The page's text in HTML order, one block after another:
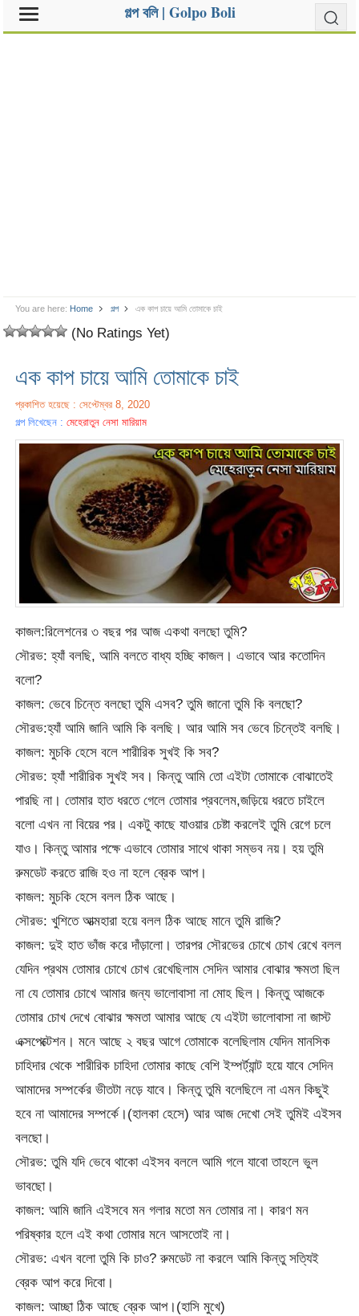
গল্প বলি | Golpo Boli
You are here: Home গল্প এক কাপ চায়ে আমি তোমাকে চাই
(No Ratings Yet)
এক কাপ চায়ে আমি তোমাকে চাই
প্রকাশিত হয়েছে : সেপ্টেম্বর 8, 2020
গল্প লিখেছেন :মেহেরাতুন নেসা মারিয়াম
কাজল:রিলেশনের ৩ বছর পর আজ একথা বলছো তুমি?
সৌরভ: হ্যাঁ বলছি, আমি বলতে বাধ্য হচ্ছি কাজল। এভাবে আর কতোদিন
বলো?
কাজল: ভেবে চিন্তে বলছো তুমি এসব? তুমি জানো তুমি কি বলছো?
সৌরভ:হ্যাঁ আমি জানি আমি কি বলছি। আর আমি সব ভেবে চিন্তেই বলছি।
কাজল: মুচকি হেসে বলে শারীরিক সুখই কি সব?
সৌরভ: হ্যাঁ শারীরিক সুখই সব। কিন্তু আমি তো এইটা তোমাকে বোঝাতেই
পারছি না। তোমার হাত ধরতে গেলে তোমার প্রবলেম,জড়িয়ে ধরতে চাইলে
বলো এখন না বিয়ের পর। একটু কাছে যাওয়ার চেষ্টা করলেই তুমি রেগে চলে
যাও। কিন্তু আমার পক্ষে এভাবে তোমার সাথে থাকা সম্ভব নয়। হয় তুমি
রুমডেট করতে রাজি হও না হলে ব্রেক আপ।
কাজল: মুচকি হেসে বলল ঠিক আছে।
সৌরভ: খুশিতে আত্মহারা হয়ে বলল ঠিক আছে মানে তুমি রাজি?
কাজল: দুই হাত ভাঁজ করে দাঁড়ালো। তারপর সৌরভের চোখে চোখ রেখে বলল
যেদিন প্রথম তোমার চোখে চোখ রেখেছিলাম সেদিন আমার বোঝার ক্ষমতা ছিল
না যে তোমার চোখে আমার জন্য ভালোবাসা না মোহ ছিল। কিন্তু আজকে
তোমার চোখ দেখে বোঝার ক্ষমতা আমার আছে যে এইটা ভালোবাসা না জাস্ট
এক্সপেক্টেশন। মনে আছে ২ বছর আগে তোমাকে বলেছিলাম যেদিন মানসিক
চাহিদার থেকে শারীরিক চাহিদা তোমার কাছে বেশি ইম্পর্ট্যান্ট হয়ে যাবে সেদিন
আমাদের সম্পর্কের ভীতটা নড়ে যাবে। কিন্তু তুমি বলেছিলে না এমন কিছুই
হবে না আমাদের সম্পর্কে।(হালকা হেসে) আর আজ দেখো সেই তুমিই এইসব
বলছো।
সৌরভ: তুমি যদি ভেবে থাকো এইসব বললে আমি গলে যাবো তাহলে ভুল
ভাবছো।
কাজল: আমি জানি এইসবে মন গলার মতো মন তোমার না। কারণ মন
পরিষ্কার হলে এই কথা তোমার মনে আসতোই না।
সৌরভ: এখন বলো তুমি কি চাও? রুমডেট না করলে আমি কিন্তু সত্যিই
ব্রেক আপ করে দিবো।
কাজল: আচ্ছা ঠিক আছে ব্রেক আপ।(হাসি মুখে)